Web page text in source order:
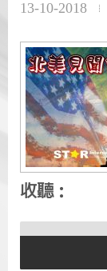
13-10-2018
收聽：